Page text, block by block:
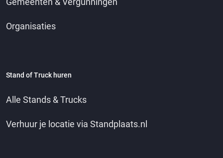
Organisaties
Stand of Truck huren
Alle Stands & Trucks
Verhuur je locatie via Standplaats.nl